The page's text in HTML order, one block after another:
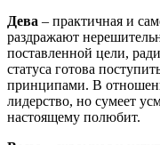
Дева – практичная и
раздражают
поставленной цели,
статуса готова
принципами. В
лидерство, но сумеет
настоящему полюбит.